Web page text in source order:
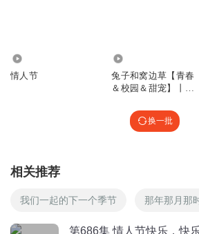
情人节
兔子和窝边草【青春
＆校园＆甜宠】丨情
换一批
相关推荐
我们一起的下一个季节 那年那月那
第686集 情人节快乐，快